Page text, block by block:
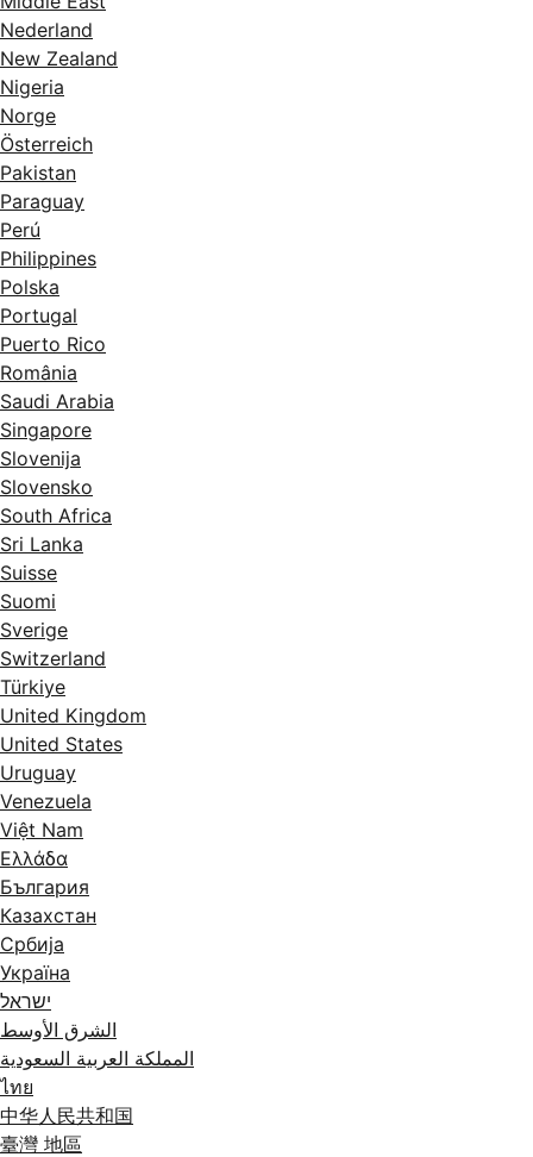
Nederland
New Zealand
Nigeria
Norge
Österreich
Pakistan
Paraguay
Perú
Philippines
Polska
Portugal
Puerto Rico
România
Saudi Arabia
Singapore
Slovenija
Slovensko
South Africa
Sri Lanka
Suisse
Suomi
Sverige
Switzerland
Türkiye
United Kingdom
United States
Uruguay
Venezuela
Việt Nam
Ελλάδα
България
Казахстан
Србија
Україна
ישראל
الشرق الأوسط
المملكة العربية السعودية
ไทย
中华人民共和国
臺灣 地區